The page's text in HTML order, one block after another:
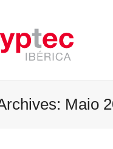
Maio